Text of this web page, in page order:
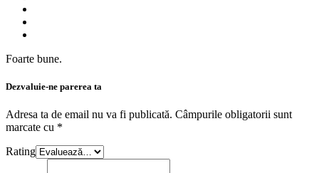
Foarte bune.
Dezvaluie-ne parerea ta
Adresa ta de email nu va fi publicată. Câmpurile obligatorii sunt
marcate cu *
Rating